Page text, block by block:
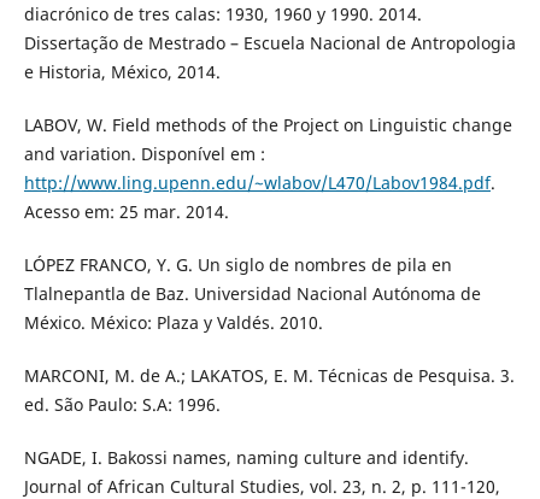
diacrónico de tres calas: 1930, 1960 y 1990. 2014.
Dissertação de Mestrado – Escuela Nacional de Antropologia
e Historia, México, 2014.
LABOV, W. Field methods of the Project on Linguistic change
and variation. Disponível em :
http://www.ling.upenn.edu/~wlabov/L470/Labov1984.pdf.
Acesso em: 25 mar. 2014.
LÓPEZ FRANCO, Y. G. Un siglo de nombres de pila en
Tlalnepantla de Baz. Universidad Nacional Autónoma de
México. México: Plaza y Valdés. 2010.
MARCONI, M. de A.; LAKATOS, E. M. Técnicas de Pesquisa. 3.
ed. São Paulo: S.A: 1996.
NGADE, I. Bakossi names, naming culture and identify.
Journal of African Cultural Studies, vol. 23, n. 2, p. 111-120,